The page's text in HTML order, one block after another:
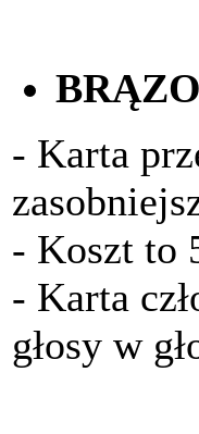
- Karta
- Koszt to
- Karta
głosy w